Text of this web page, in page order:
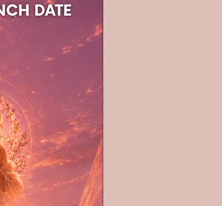
August.
Datum
: 23.08., 11.00 bis 12.00 Uhr
Ort
: live via Zoom. Ein Replay wird
anschliessend zugesendet
: 9.90 Euro